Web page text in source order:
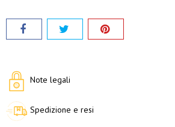
Note legali
Spedizione e resi